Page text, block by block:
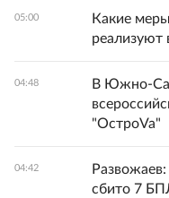
05:00
Какие
04:48
В Южно-
"ОстроVa"
04:42
сбито 7